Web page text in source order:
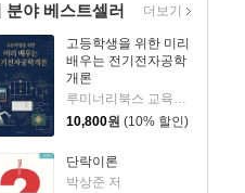
분야 베스트셀러
고등학생을 위한 미리
배우는 전기전자공학
개론
루미너리북스 교육편집팀 저
10,800원 (10% 할인)
단락이론
박상준 저
더보기